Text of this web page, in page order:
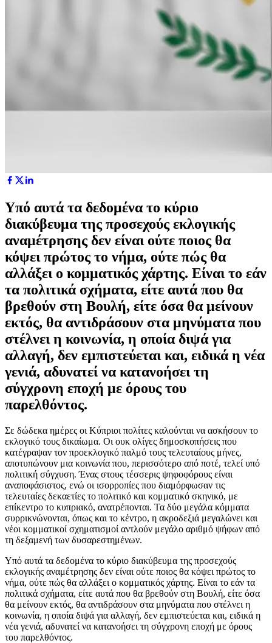
Υπό αυτά τα δεδομένα το κύριο
διακύβευμα της προσεχούς εκλογικής
αναμέτρησης δεν είναι ούτε ποιος θα
κόψει πρώτος το νήμα, ούτε πώς θα
αλλάξει ο κομματικός χάρτης. Είναι το εάν
τα πολιτικά σχήματα, είτε αυτά που θα
βρεθούν στη Βουλή, είτε όσα θα μείνουν
εκτός, θα αντιδράσουν στα μηνύματα που
στέλνει η κοινωνία, η οποία διψά για
αλλαγή, δεν εμπιστεύεται και, ειδικά η νέα
γενιά, αδυνατεί να κατανοήσει τη
σύγχρονη εποχή με όρους του
παρελθόντος.
Σε δώδεκα ημέρες οι Κύπριοι πολίτες καλούνται να ασκήσουν το
εκλογικό τους δικαίωμα. Οι ουκ ολίγες δημοσκοπήσεις που
κατέγραψαν τον προεκλογικό παλμό τους τελευταίους μήνες,
αποτυπώνουν μια κοινωνία που, περισσότερο από ποτέ, τελεί υπό
πολιτική σύγχυση. Ένας στους τέσσερις ψηφοφόρους είναι
αναποφάσιστος, ενώ οι ισορροπίες που διαμόρφωσαν τις
τελευταίες δεκαετίες το πολιτικό και κομματικό σκηνικό, με
επίκεντρο το κυπριακό, ανατρέπονται. Τα δύο μεγάλα κόμματα
συρρικνώνονται, όπως και το κέντρο, η ακροδεξιά μεγαλώνει και
νέοι κομματικοί σχηματισμοί αντλούν μεγάλο αριθμό ψήφων από
τη δεξαμενή των δυσαρεστημένων.
Υπό αυτά τα δεδομένα το κύριο διακύβευμα της προσεχούς
εκλογικής αναμέτρησης δεν είναι ούτε ποιος θα κόψει πρώτος το
νήμα, ούτε πώς θα αλλάξει ο κομματικός χάρτης. Είναι το εάν τα
πολιτικά σχήματα, είτε αυτά που θα βρεθούν στη Βουλή, είτε όσα
θα μείνουν εκτός, θα αντιδράσουν στα μηνύματα που στέλνει η
κοινωνία, η οποία διψά για αλλαγή, δεν εμπιστεύεται και, ειδικά η
νέα γενιά, αδυνατεί να κατανοήσει τη σύγχρονη εποχή με όρους
του παρελθόντος.